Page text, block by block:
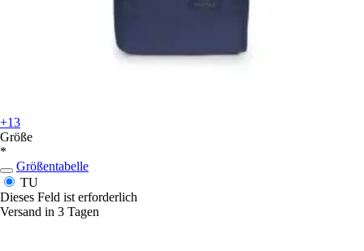
+13
Größe
*
Größentabelle
TU
Dieses Feld ist erforderlich
Versand in 3 Tagen